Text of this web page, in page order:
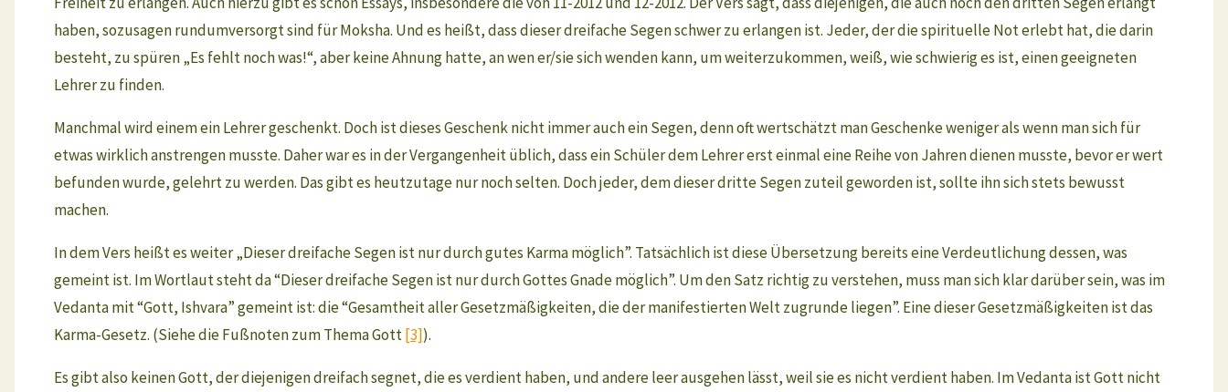
haben, sozusagen rundumversorgt sind für Moksha. Und es heißt, dass dieser dreifache Segen schwer zu erlangen ist. Jeder, der die spirituelle Not erlebt hat, die darin
besteht, zu spüren „Es fehlt noch was!“, aber keine Ahnung hatte, an wen er/sie sich wenden kann, um weiterzukommen, weiß, wie schwierig es ist, einen geeigneten
Lehrer zu finden.
Manchmal wird einem ein Lehrer geschenkt. Doch ist dieses Geschenk nicht immer auch ein Segen, denn oft wertschätzt man Geschenke weniger als wenn man sich für
etwas wirklich anstrengen musste. Daher war es in der Vergangenheit üblich, dass ein Schüler dem Lehrer erst einmal eine Reihe von Jahren dienen musste, bevor er wert
befunden wurde, gelehrt zu werden. Das gibt es heutzutage nur noch selten. Doch jeder, dem dieser dritte Segen zuteil geworden ist, sollte ihn sich stets bewusst
machen.
In dem Vers heißt es weiter „Dieser dreifache Segen ist nur durch gutes Karma möglich”. Tatsächlich ist diese Übersetzung bereits eine Verdeutlichung dessen, was
gemeint ist. Im Wortlaut steht da “Dieser dreifache Segen ist nur durch Gottes Gnade möglich”. Um den Satz richtig zu verstehen, muss man sich klar darüber sein, was im
Vedanta mit “Gott, Ishvara” gemeint ist: die “Gesamtheit aller Gesetzmäßigkeiten, die der manifestierten Welt zugrunde liegen”. Eine dieser Gesetzmäßigkeiten ist das
Karma-Gesetz. (Siehe die Fußnoten zum Thema Gott[3]).
Es gibt also keinen Gott, der diejenigen dreifach segnet, die es verdient haben, und andere leer ausgehen lässt, weil sie es nicht verdient haben. Im Vedanta ist Gott nicht